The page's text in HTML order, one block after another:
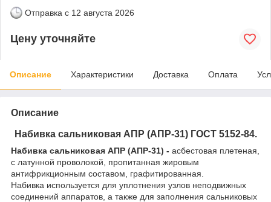
Отправка с 12 августа 2026
Цену уточняйте
Описание Характеристики Доставка Оплата
Описание
Набивка сальниковая АПР (АПР-31) ГОСТ 5152-84.
Набивка сальниковая АПР (АПР-31) - асбестовая плетеная,
с латунной проволокой, пропитанная жировым
антифрикционным составом, графитированная.
Набивка используется для уплотнения узлов неподвижных
соединений аппаратов, а также для заполнения сальниковых